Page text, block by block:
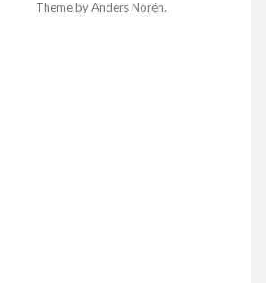
Theme byAnders Norén.